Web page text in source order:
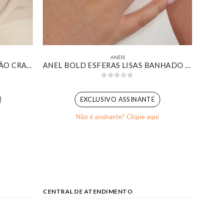
ANEL LARGO LISO COM CORAÇÃO CRAVEJADO BANHADO EM OURO 18K
ANÉIS
ANEL BOLD ESFERAS LISAS BANHADO EM OURO BRANCO
EXCLUSIVO ASSINANTE
Não é assinante? Clique aqui
CENTRAL DE ATENDIMENTO